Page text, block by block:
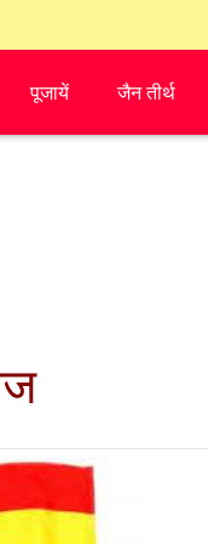
पूजायें जैन तीर्थ